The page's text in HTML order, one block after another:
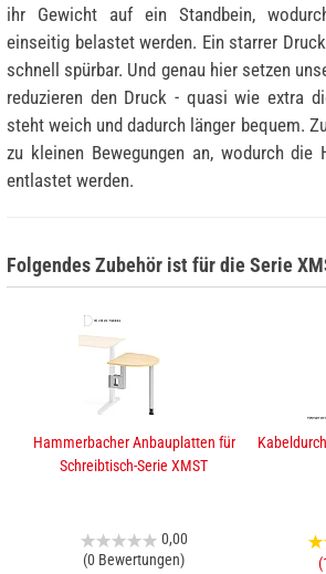
ihr Gewicht auf ein Standbein,
einseitig belastet werden. Ein starrer
schnell spürbar. Und genau hier setzen
reduzieren den Druck - quasi wie extra
steht weich und dadurch länger bequem.
zu kleinen Bewegungen an, wodurch die
entlastet werden.
Folgendes Zubehör ist für die Serie
Hammerbacher Anbauplatten für
Schreibtisch-Serie XMST
0,00
(0 Bewertungen)